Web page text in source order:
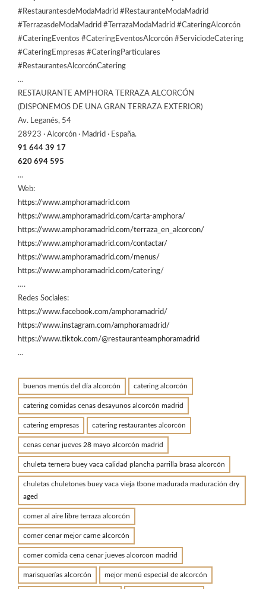
#RestaurantesdeModaMadrid #RestauranteModaMadrid
#TerrazasdeModaMadrid #TerrazaModaMadrid #CateringAlcorcón
#CateringEventos #CateringEventosAlcorcón #ServiciodeCatering
#CateringEmpresas #CateringParticulares
#RestaurantesAlcorcónCatering
…
RESTAURANTE AMPHORA TERRAZA ALCORCÓN
(DISPONEMOS DE UNA GRAN TERRAZA EXTERIOR)
Av. Leganés, 54
28923 · Alcorcón · Madrid · España.
91 644 39 17
620 694 595
…
Web:
https://www.amphoramadrid.com
https://www.amphoramadrid.com/carta-amphora/
https://www.amphoramadrid.com/terraza_en_alcorcon/
https://www.amphoramadrid.com/contactar/
https://www.amphoramadrid.com/menus/
https://www.amphoramadrid.com/catering/
….
Redes Sociales:
https://www.facebook.com/amphoramadrid/
https://www.instagram.com/amphoramadrid/
https://www.tiktok.com/@restauranteamphoramadrid
…
buenos menús del día alcorcón catering alcorcón
catering comidas cenas desayunos alcorcón madrid
catering empresas catering restaurantes alcorcón
cenas cenar jueves 28 mayo alcorcón madrid
chuleta ternera buey vaca calidad plancha parrilla brasa alcorcón
chuletas chuletones buey vaca vieja tbone madurada maduración dry
aged
comer al aire libre terraza alcorcón
comer cenar mejor carne alcorcón
comer comida cena cenar jueves alcorcon madrid
marisquerías alcorcón mejor menú especial de alcorcón